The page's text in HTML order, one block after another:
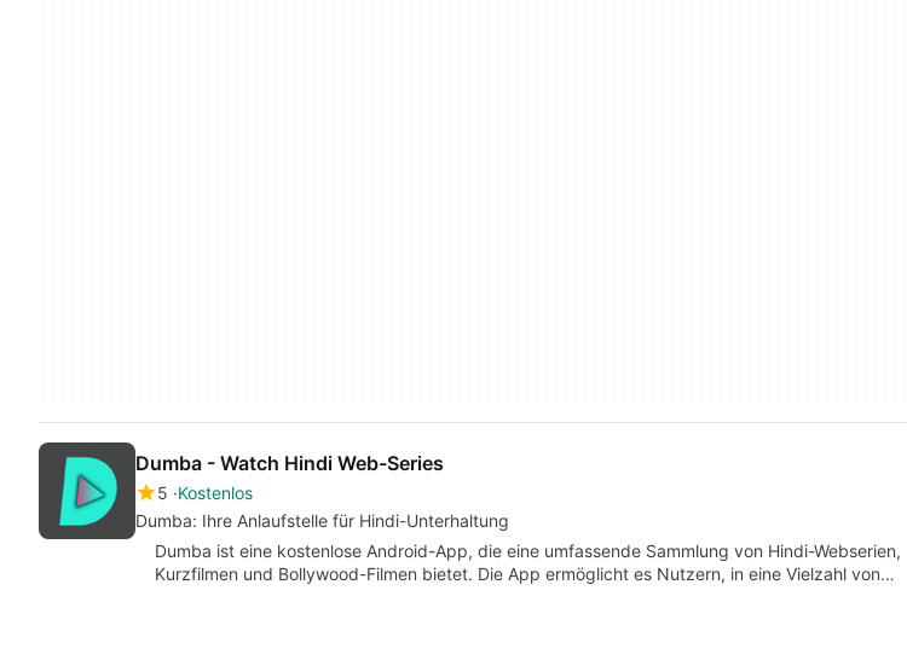
Dumba - Watch Hindi Web-Series
5 Kostenlos
Dumba: Ihre Anlaufstelle für Hindi-Unterhaltung
Dumba ist eine kostenlose Android-App, die eine umfassende Sammlung von Hindi-Webserien,
Kurzfilmen und Bollywood-Filmen bietet. Die App ermöglicht es Nutzern, in eine Vielzahl von…